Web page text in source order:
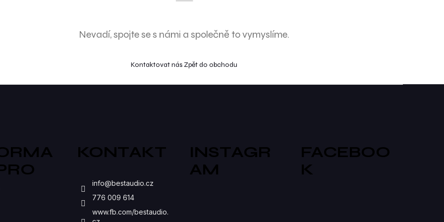
Nevadí, spojte se s námi a společně to vymyslíme.
Kontaktovat nás Zpět do obchodu
KONTAKT
info@bestaudio.cz
776 009 614
www.fb.com/bestaudio.
INSTAGR
AM
FACEBOO
K